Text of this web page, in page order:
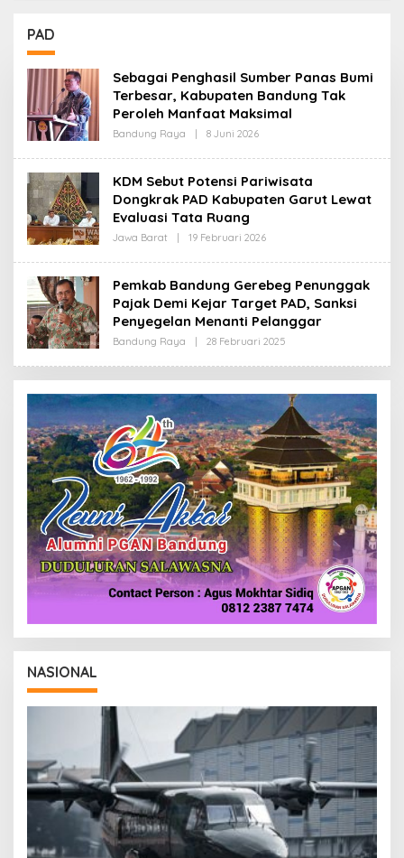
Pemerintah
PAD
Sebagai Penghasil Sumber Panas Bumi
Terbesar, Kabupaten Bandung Tak
Peroleh Manfaat Maksimal
Bandung Raya 8 Juni 2026
E
R
E
K
I
KDM Sebut Potensi Pariwisata
Dongkrak PAD Kabupaten Garut Lewat
Evaluasi Tata Ruang
Jawa Barat 19 Februari 2026
E
R
E
D
A
K
I
Pemkab Bandung Gerebeg Penunggak
Pajak Demi Kejar Target PAD, Sanksi
Penyegelan Menanti Pelanggar
Bandung Raya 28 Februari 2025
E
H
R
E
D
K
I
NASIONAL